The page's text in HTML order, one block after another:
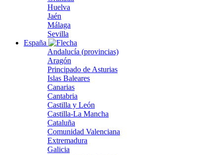
Huelva
Jaén
Málaga
Sevilla
España
Andalucía (provincias)
Aragón
Principado de Asturias
Islas Baleares
Canarias
Cantabria
Castilla y León
Castilla-La Mancha
Cataluña
Comunidad Valenciana
Extremadura
Galicia